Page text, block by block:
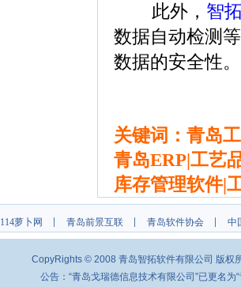
此外， 智
数据自动检测
数据的安全性。
关键词：青岛
青岛ERP|工艺
库存管理软件|
114萝卜网 青岛前景互联 青岛软件协会 中
CopyRights © 2008 青岛智拓软件有限公司 版
公告：“青岛戈瑞德信息技术有限公司”已更名